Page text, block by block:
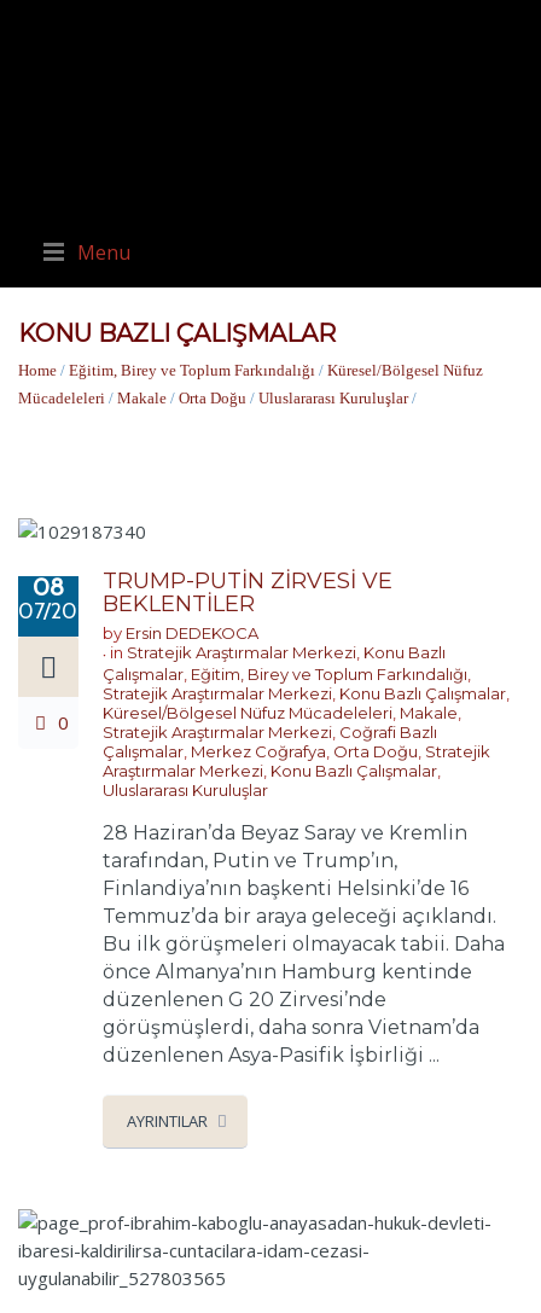
Menu
KONU BAZLI ÇALIŞMALAR
Home / Eğitim, Birey ve Toplum Farkındalığı / Küresel/Bölgesel Nüfuz
Mücadeleleri / Makale / Orta Doğu / Uluslararası Kuruluşlar/
08
07/2018
0
TRUMP-PUTİN ZİRVESİ VE
BEKLENTİLER
by Ersin DEDEKOCA
in Stratejik Araştırmalar Merkezi, Konu Bazlı
Çalışmalar, Eğitim, Birey ve Toplum Farkındalığı,
Stratejik Araştırmalar Merkezi, Konu Bazlı Çalışmalar,
Küresel/Bölgesel Nüfuz Mücadeleleri, Makale,
Stratejik Araştırmalar Merkezi, Coğrafi Bazlı
Çalışmalar, Merkez Coğrafya, Orta Doğu, Stratejik
Araştırmalar Merkezi, Konu Bazlı Çalışmalar,
Uluslararası Kuruluşlar
28 Haziran’da Beyaz Saray ve Kremlin
tarafından, Putin ve Trump’ın,
Finlandiya’nın başkenti Helsinki’de 16
Temmuz’da bir araya geleceği açıklandı.
Bu ilk görüşmeleri olmayacak tabii. Daha
önce Almanya’nın Hamburg kentinde
düzenlenen G 20 Zirvesi’nde
görüşmüşlerdi, daha sonra Vietnam’da
düzenlenen Asya-Pasifik İşbirliği ...
AYRINTILAR